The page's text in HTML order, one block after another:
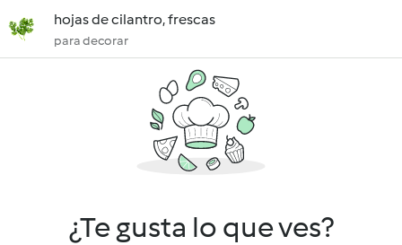
hojas de cilantro, frescas
para decorar
¿Te gusta lo que ves?